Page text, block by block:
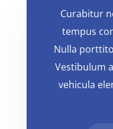
Curabitur
tempus
Nulla
Vestibulum
vehicula